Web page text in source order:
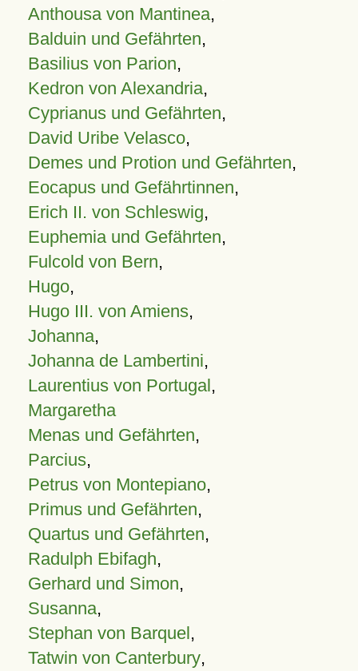
Anthousa von Mantinea,
Balduin und Gefährten,
Basilius von Parion,
Kedron von Alexandria,
Cyprianus und Gefährten,
David Uribe Velasco,
Demes und Protion und Gefährten,
Eocapus und Gefährtinnen,
Erich II. von Schleswig,
Euphemia und Gefährten,
Fulcold von Bern,
Hugo,
Hugo III. von Amiens,
Johanna,
Johanna de Lambertini,
Laurentius von Portugal,
Margaretha
Menas und Gefährten,
Parcius,
Petrus von Montepiano,
Primus und Gefährten,
Quartus und Gefährten,
Radulph Ebifagh,
Gerhard und Simon,
Susanna,
Stephan von Barquel,
Tatwin von Canterbury,